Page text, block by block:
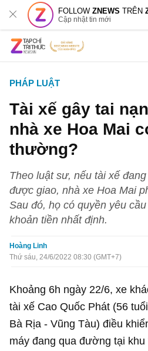
FOLLOWZNEWS TRÊN
Cập nhật tin mới
PHÁP LUẬT
Tài xế gây tai
nhà xe Hoa Mai
thường?
Theo luật sư, nếu tài xế
được giao, nhà xe Hoa Mai
Sau đó, họ có quyền yêu
khoản tiền nhất định.
Hoàng Linh
Thứ sáu, 24/6/2022 08:30 (GMT+7)
Khoảng 6h ngày 22/6, xe
tài xế Cao Quốc Phát (56
Bà Rịa - Vũng Tàu) điều
máy đang qua đường tại